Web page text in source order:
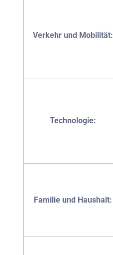
Verkehr und Mobilität:
Technologie:
Familie und Haushalt: